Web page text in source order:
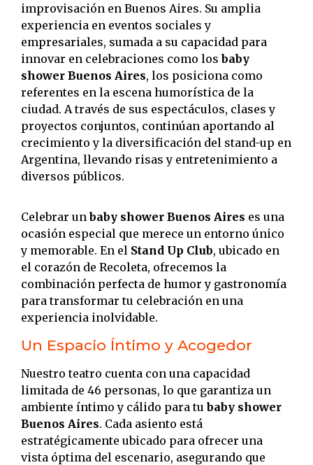
improvisación en Buenos Aires. Su amplia
experiencia en eventos sociales y
empresariales, sumada a su capacidad para
innovar en celebraciones como losbaby
shower Buenos Aires, los posiciona como
referentes en la escena humorística de la
ciudad. A través de sus espectáculos, clases y
proyectos conjuntos, continúan aportando al
crecimiento y la diversificación del stand-up en
Argentina, llevando risas y entretenimiento a
diversos públicos.
Celebrar unbaby shower Buenos Aires es una
ocasión especial que merece un entorno único
y memorable. En el Stand Up Club, ubicado en
el corazón de Recoleta, ofrecemos la
combinación perfecta de humor y gastronomía
para transformar tu celebración en una
experiencia inolvidable.
Un Espacio Íntimo y Acogedor
Nuestro teatro cuenta con una capacidad
limitada de 46 personas, lo que garantiza un
ambiente íntimo y cálido para tubaby shower
Buenos Aires. Cada asiento está
estratégicamente ubicado para ofrecer una
vista óptima del escenario, asegurando que